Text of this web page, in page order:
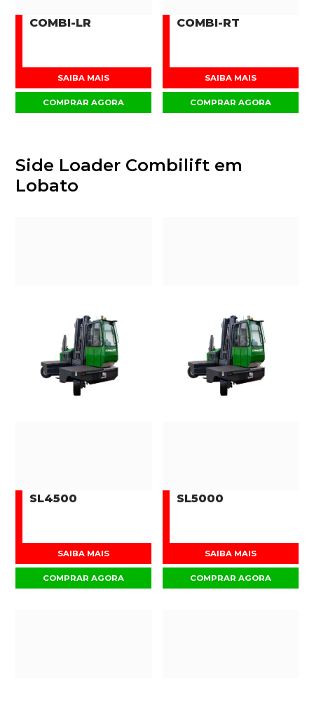
COMBI-LR
SAIBA MAIS
COMPRAR AGORA
COMBI-RT
SAIBA MAIS
COMPRAR AGORA
Side Loader Combilift em
Lobato
SL4500
SAIBA MAIS
COMPRAR AGORA
SL5000
SAIBA MAIS
COMPRAR AGORA